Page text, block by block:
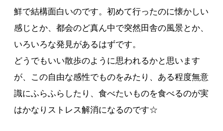
鮮で結構面白いのです。初めて行ったのに懐かしい
感じとか、都会のど真ん中で突然田舎の風景とか、
いろいろな発見があるはずです。
どうでもいい散歩のように思われるかと思います
が、この自由な感性でものをみたり、ある程度無意
識にふらふらしたり、食べたいものを食べるのが実
はかなりストレス解消になるのです☆